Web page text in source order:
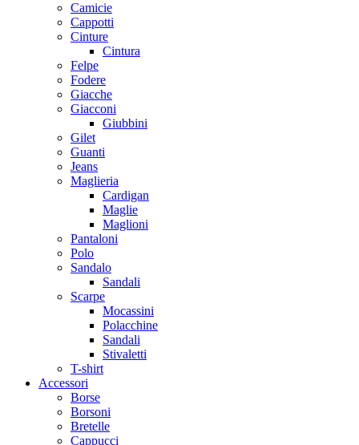
Camicie
Cappotti
Cinture
Cintura
Felpe
Fodere
Giacche
Giacconi
Giubbini
Gilet
Guanti
Jeans
Maglieria
Cardigan
Maglie
Maglioni
Pantaloni
Polo
Sandalo
Sandali
Scarpe
Mocassini
Polacchine
Sandali
Stivaletti
T-shirt
Accessori
Borse
Borsoni
Bretelle
Cappucci